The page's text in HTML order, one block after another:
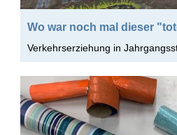
Wo war noch mal dieser
Verkehrserziehung in